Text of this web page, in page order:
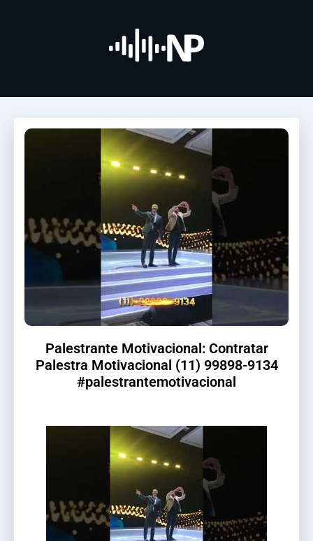
Palestrante Motivacional: Contratar
Palestra Motivacional (11) 99898-9134
#palestrantemotivacional